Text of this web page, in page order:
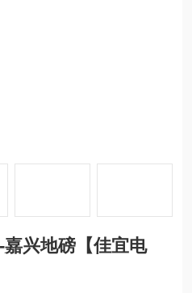
兴地磅【佳宜电